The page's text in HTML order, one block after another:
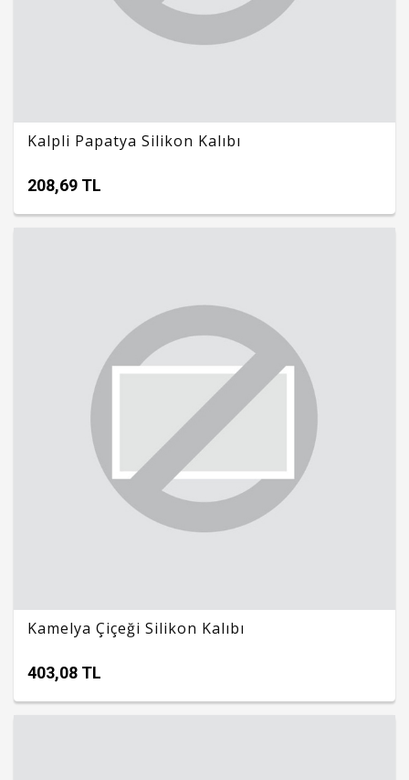
Kalpli Papatya Silikon Kalıbı
208,69 TL
Kamelya Çiçeği Silikon Kalıbı
403,08 TL